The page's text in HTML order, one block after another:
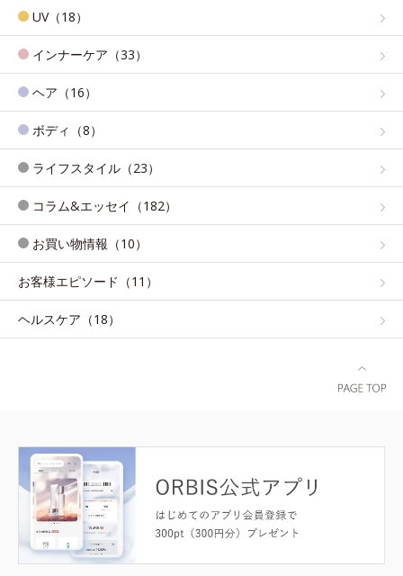
UV（18）
インナーケア（33）
ヘア（16）
ボディ（8）
ライフスタイル（23）
コラム&エッセイ（182）
お買い物情報（10）
お客様エピソード（11）
ヘルスケア（18）